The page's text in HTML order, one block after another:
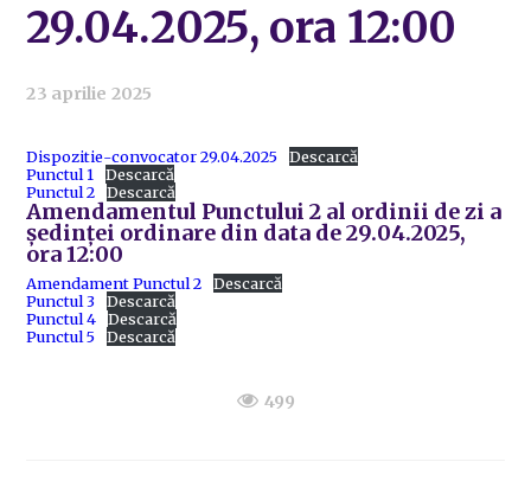
29.04.2025, ora 12:00
23 aprilie 2025
Dispozitie-convocator 29.04.2025
Descarcă
Punctul 1
Descarcă
Punctul 2
Descarcă
Amendamentul Punctului 2 al ordinii de zi a
ședinței ordinare din data de 29.04.2025,
ora 12:00
Amendament Punctul 2
Descarcă
Punctul 3
Descarcă
Punctul 4
Descarcă
Punctul 5
Descarcă
499